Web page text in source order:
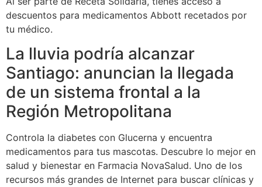
descuentos para medicamentos Abbott recetados por
tu médico.
La lluvia podría alcanzar
Santiago: anuncian la llegada
de un sistema frontal a la
Región Metropolitana
Controla la diabetes con Glucerna y encuentra
medicamentos para tus mascotas. Descubre lo mejor en
salud y bienestar en Farmacia NovaSalud. Uno de los
recursos más grandes de Internet para buscar clínicas y